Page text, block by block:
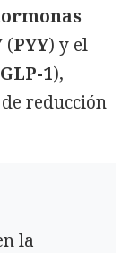
(PYY) y el
GLP-1),
reducción
la